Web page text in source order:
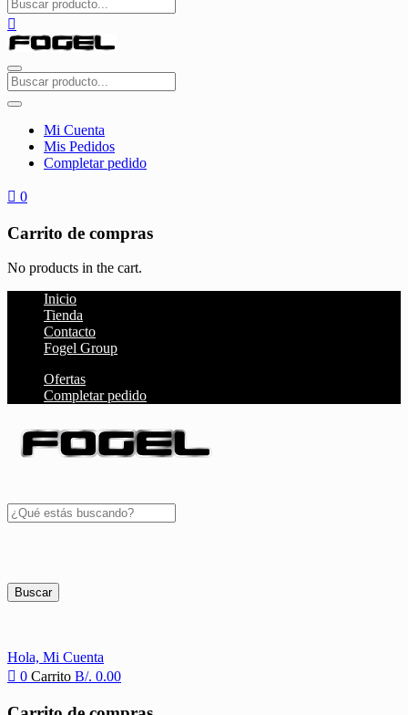
Mi Cuenta
Mis Pedidos
Completar pedido
0
Carrito de compras
No products in the cart.
Inicio
Tienda
Contacto
Fogel Group
Ofertas
Completar pedido
Buscar
Hola, Mi Cuenta
0 Carrito B/. 0.00